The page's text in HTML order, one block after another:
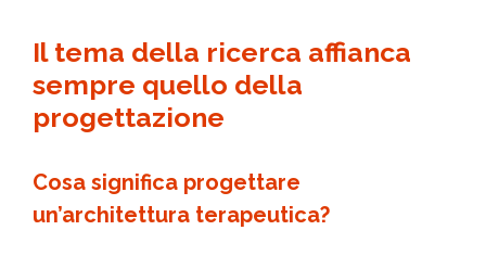
Il tema della ricerca affianca
sempre quello della
progettazione
Cosa significa progettare
un’architettura terapeutica?